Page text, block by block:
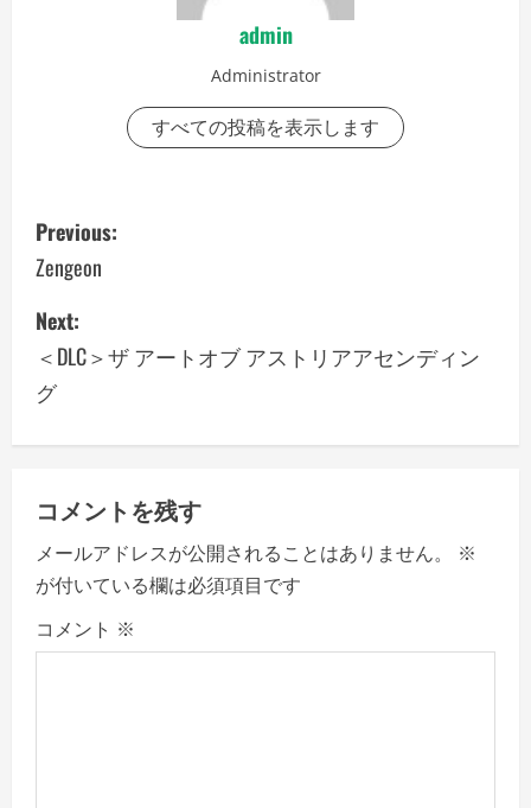
admin
Administrator
すべての投稿を表示します
P
o
s
t
n
v
i
g
a
Previous:
Zengeon
Next:
＜DLC＞ザ アートオブ アストリアアセンディン
グ
コメントを残す
メールアドレスが公開されることはありません。
※
が付いている欄は必須項目です
コメント ※